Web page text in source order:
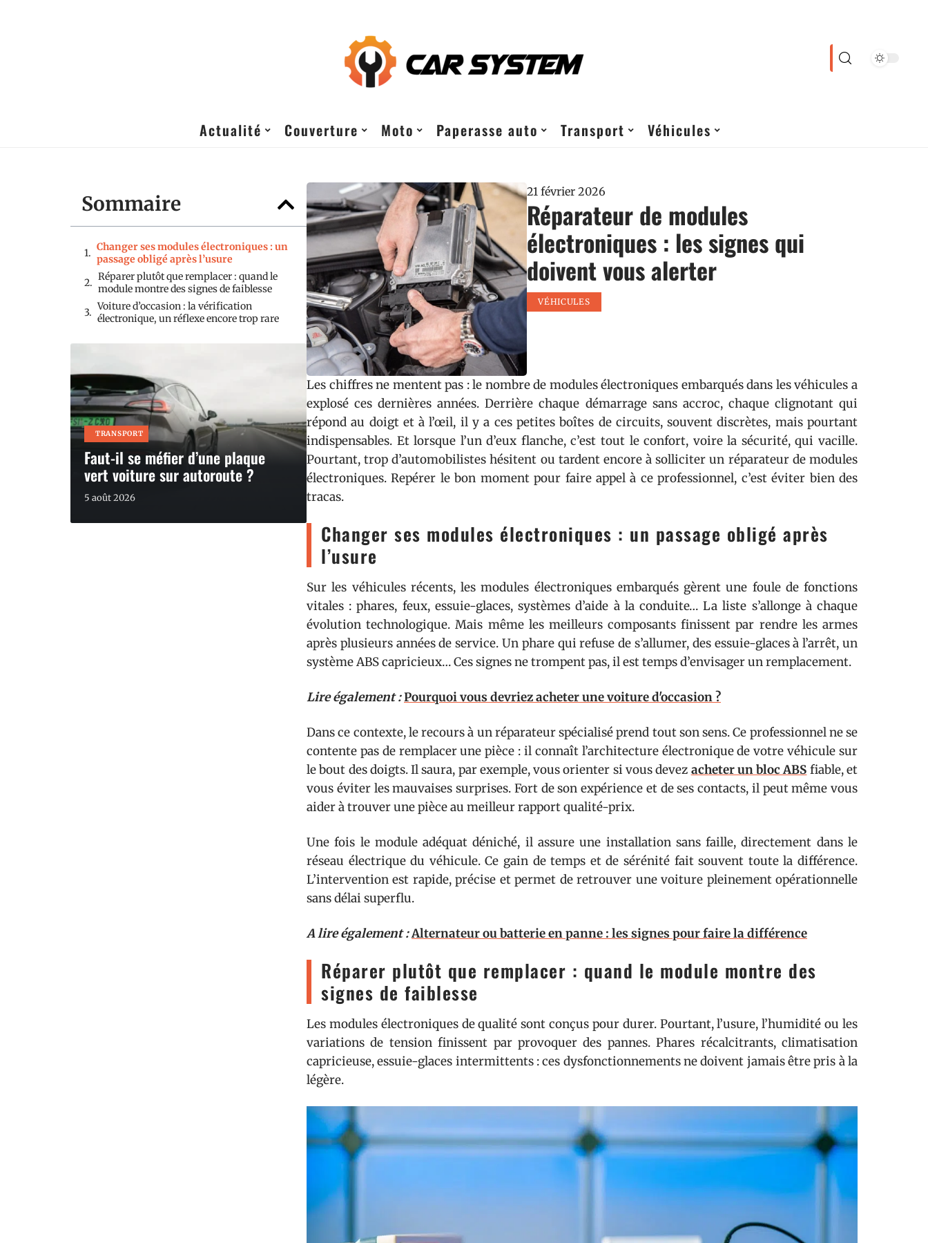
Actualité Couverture Moto Paperasse auto Transport Véhicules
Sommaire
Changer ses modules électroniques : un
passage obligé après l’usure
Réparer plutôt que remplacer : quand le
module montre des signes de faiblesse
Voiture d’occasion : la vérification
électronique, un réflexe encore trop rare
TRANSPORT
Faut-il se méfier d’une plaque
vert voiture sur autoroute ?
5 août 2026
21 février 2026
Réparateur de modules
électroniques : les signes qui
doivent vous alerter
VÉHICULES
Les chiffres ne mentent pas : le nombre de modules électroniques embarqués dans les véhicules a
explosé ces dernières années. Derrière chaque démarrage sans accroc, chaque clignotant qui
répond au doigt et à l’œil, il y a ces petites boîtes de circuits, souvent discrètes, mais pourtant
indispensables. Et lorsque l’un d’eux flanche, c’est tout le confort, voire la sécurité, qui vacille.
Pourtant, trop d’automobilistes hésitent ou tardent encore à solliciter un réparateur de modules
électroniques. Repérer le bon moment pour faire appel à ce professionnel, c’est éviter bien des
tracas.
Changer ses modules électroniques : un passage obligé après
l’usure
Sur les véhicules récents, les modules électroniques embarqués gèrent une foule de fonctions
vitales : phares, feux, essuie-glaces, systèmes d’aide à la conduite… La liste s’allonge à chaque
évolution technologique. Mais même les meilleurs composants finissent par rendre les armes
après plusieurs années de service. Un phare qui refuse de s’allumer, des essuie-glaces à l’arrêt, un
système ABS capricieux… Ces signes ne trompent pas, il est temps d’envisager un remplacement.
Lire également :Pourquoi vous devriez acheter une voiture d'occasion ?
Dans ce contexte, le recours à un réparateur spécialisé prend tout son sens. Ce professionnel ne se
contente pas de remplacer une pièce : il connaît l’architecture électronique de votre véhicule sur
le bout des doigts. Il saura, par exemple, vous orienter si vous devez acheter un bloc ABS fiable, et
vous éviter les mauvaises surprises. Fort de son expérience et de ses contacts, il peut même vous
aider à trouver une pièce au meilleur rapport qualité-prix.
Une fois le module adéquat déniché, il assure une installation sans faille, directement dans le
réseau électrique du véhicule. Ce gain de temps et de sérénité fait souvent toute la différence.
L’intervention est rapide, précise et permet de retrouver une voiture pleinement opérationnelle
sans délai superflu.
A lire également :Alternateur ou batterie en panne : les signes pour faire la différence
Réparer plutôt que remplacer : quand le module montre des
signes de faiblesse
Les modules électroniques de qualité sont conçus pour durer. Pourtant, l’usure, l’humidité ou les
variations de tension finissent par provoquer des pannes. Phares récalcitrants, climatisation
capricieuse, essuie-glaces intermittents : ces dysfonctionnements ne doivent jamais être pris à la
légère.